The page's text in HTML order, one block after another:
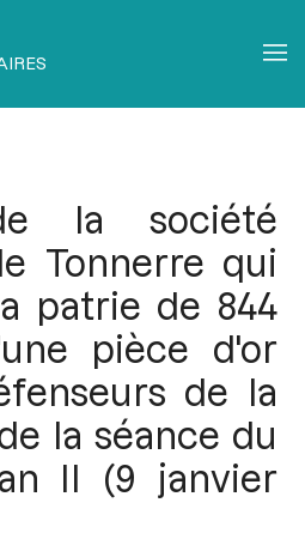
la société
Tonnerre qui
patrie de 844
pièce d'or
de la
la séance du
II (9 janvier